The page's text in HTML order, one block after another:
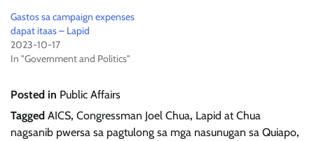
Gastos sa campaign expenses
dapat itaas – Lapid
2023-10-17
In "Government and Politics"
Posted in Public Affairs
Tagged AICS, Congressman Joel Chua, Lapid at Chua
nagsanib pwersa sa pagtulong sa mga nasunugan sa Quiapo,